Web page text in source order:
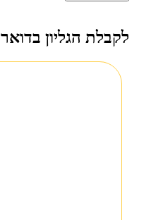
לקבלת הגליון בדואר